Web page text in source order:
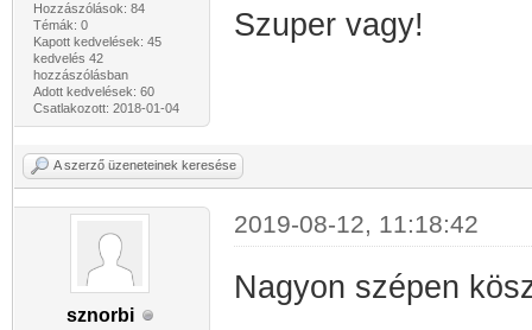
Hozzászólások: 84
Témák: 0
Kapott kedvelések: 45
kedvelés 42
hozzászólásban
Adott kedvelések: 60
Csatlakozott: 2018-01-04
Szuper vagy!
A szerző üzeneteinek keresése
sznorbi
2019-08-12, 11:18:42
Nagyon szépen